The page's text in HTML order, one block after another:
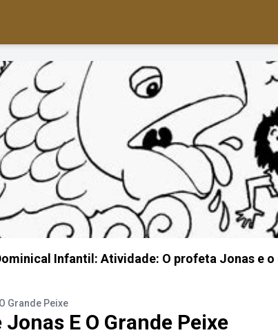
Infantil: Atividade: O profeta Jonas e o
Grande Peixe
E O Grande Peixe